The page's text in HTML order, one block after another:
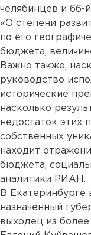
челябинцев и 66-
«О степени
по его
бюджета,
Важно также,
руководство
исторические
насколько
недостаток этих
собственных
находит
бюджета,
аналитики РИАН.
В Екатеринбурге
назначенный
выходец из